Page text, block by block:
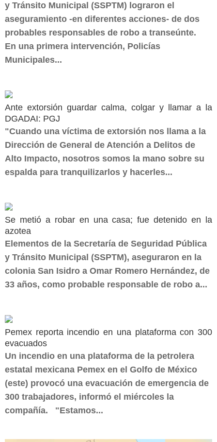
y Tránsito Municipal (SSPTM) lograron el
aseguramiento -en diferentes acciones- de dos
probables responsables de robo a transeúnte.
En una primera intervención, Policías
Municipales...
Ante extorsión guardar calma, colgar y llamar a la
DGADAI: PGJ
"Cuando una víctima de extorsión nos llama a la
Dirección de General de Atención a Delitos de
Alto Impacto, nosotros somos la mano sobre su
espalda para tranquilizarlos y hacerles...
Se metió a robar en una casa; fue detenido en la
azotea
Elementos de la Secretaría de Seguridad Pública
y Tránsito Municipal (SSPTM), aseguraron en la
colonia San Isidro a Omar Romero Hernández, de
33 años, como probable responsable de robo a...
Pemex reporta incendio en una plataforma con 300
evacuados
Un incendio en una plataforma de la petrolera
estatal mexicana Pemex en el Golfo de México
(este) provocó una evacuación de emergencia de
300 trabajadores, informó el miércoles la
compañía. "Estamos...